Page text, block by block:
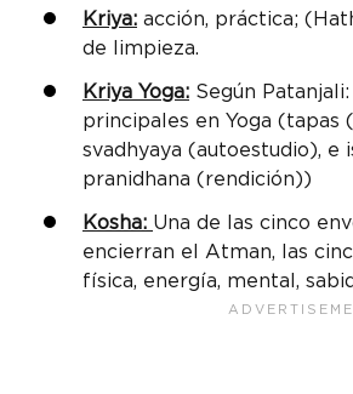
Kriya: acción, práctica;
de limpieza.
Kriya Yoga: Según
principales en Yoga (tapas
svadhyaya (autoestudio), e
pranidhana (rendición))
Kosha: Una de las cinco
encierran el Atman, las
física, energía, mental,